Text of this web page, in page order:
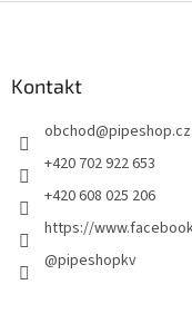
Kontakt
obchod@pipeshop.cz
+420 702 922 653
+420 608 025 206
https://
@pipeshopkv